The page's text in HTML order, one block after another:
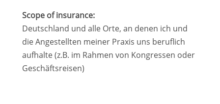
Scope of insurance:
Deutschland und alle Orte, an denen ich und
die Angestellten meiner Praxis uns beruflich
aufhalte (z.B. im Rahmen von Kongressen oder
Geschäftsreisen)